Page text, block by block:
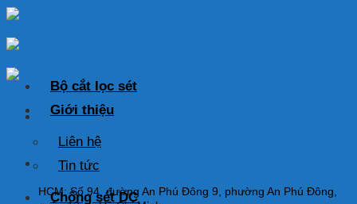
Skip
content
HOTLINE: 0925 038 097
HCM: Số 94, đường An Phú Đông 9, phường An Phú Đông,
Bộ cắt lọc sét
Giới thiệu
Liên hệ
Tin tức
Chống sét DC